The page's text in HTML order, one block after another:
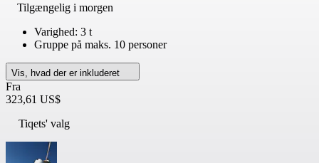
Tilgængelig i morgen
Varighed: 3 t
Gruppe på maks. 10 personer
Vis, hvad der er inkluderet
Fra
323,61 US$
Tiqets' valg